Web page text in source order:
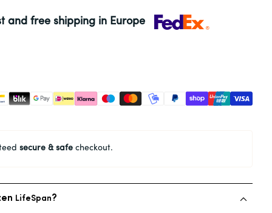
and free shipping in Europe
secure & safe checkout.
LifeSpan?